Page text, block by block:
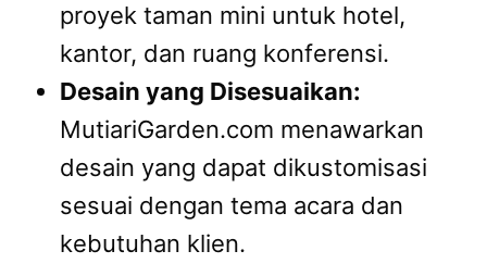
proyek taman mini untuk hotel,
kantor, dan ruang konferensi.
Desain yang Disesuaikan:
MutiariGarden.com menawarkan
desain yang dapat dikustomisasi
sesuai dengan tema acara dan
kebutuhan klien.